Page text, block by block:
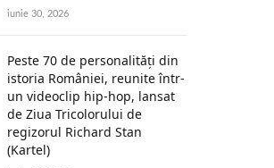
iunie 30, 2026
Peste 70 de personalități din
istoria României, reunite într-
un videoclip hip-hop, lansat
de Ziua Tricolorului de
regizorul Richard Stan
(Kartel)